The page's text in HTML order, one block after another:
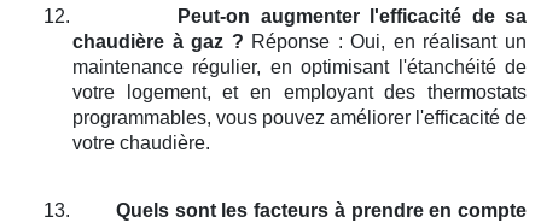
12.
Peut-on augmenter l'efficacité de sa
chaudière à gaz ? Réponse : Oui, en réalisant un
maintenance régulier, en optimisant l'étanchéité de
votre logement, et en employant des thermostats
programmables, vous pouvez améliorer l'efficacité de
votre chaudière.
13.
Quels sont les facteurs à prendre en compte